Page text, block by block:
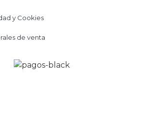
y Cookies
de venta